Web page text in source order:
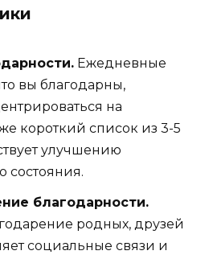
Ежедневные
вы благодарны,
на
короткий список из 3-5
улучшению
состояния.
благодарности.
родных, друзей
социальные связи и